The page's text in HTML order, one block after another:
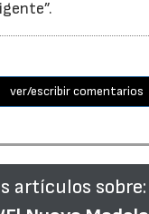
ver/escribir comentarios
artículos sobre: